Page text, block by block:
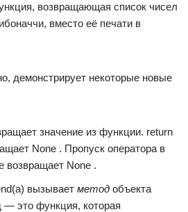
возвращающая список чисел
вместо её печати в
демонстрирует некоторые новые
значение из функции. return
None . Пропуск оператора в
возвращает None .
вызывает метод объекта
— это функция, которая